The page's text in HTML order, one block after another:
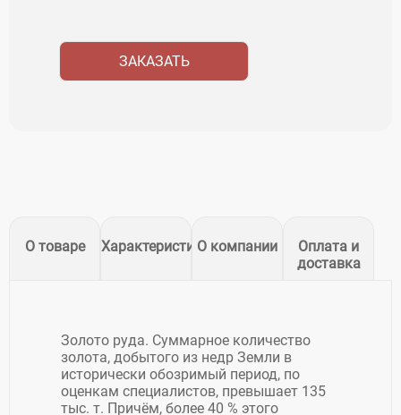
ЗАКАЗАТЬ
О товаре ХарактеристикиО компании
Оплата и
доставка
Золото руда. Суммарное количество
золота, добытого из недр Земли в
исторически обозримый период, по
оценкам специалистов, превышает 135
тыс. т. Причём, более 40 % этого